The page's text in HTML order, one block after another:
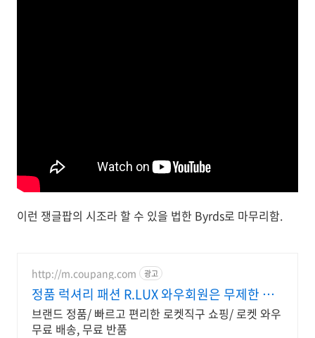
이런 쟁글팝의 시조라 할 수 있을 법한 Byrds로 마무리함.
http://m.coupang.com 광고
정품 럭셔리 패션 R.LUX 와우회원은 무제한 무
료 배송
브랜드 정품/ 빠르고 편리한 로켓직구 쇼핑/ 로켓 와우
무료 배송, 무료 반품